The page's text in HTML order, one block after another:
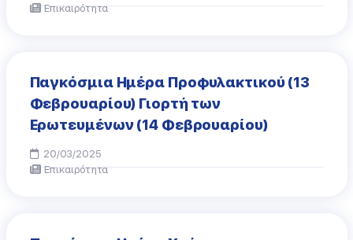
Επικαιρότητα
Παγκόσμια Ημέρα Προφυλακτικού (13
Φεβρουαρίου) Γιορτή των
Ερωτευμένων (14 Φεβρουαρίου)
20/03/2025
Επικαιρότητα